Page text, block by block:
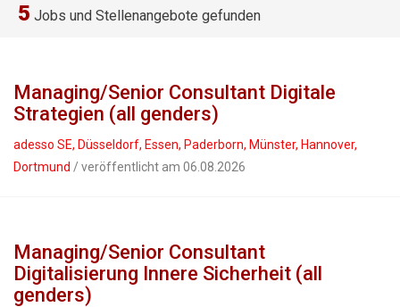
5 Jobs und Stellenangebote gefunden
Managing/Senior Consultant Digitale
Strategien (all genders)
adesso SE, Düsseldorf, Essen, Paderborn, Münster, Hannover,
Dortmund / veröffentlicht am 06.08.2026
Managing/Senior Consultant
Digitalisierung Innere Sicherheit (all
genders)